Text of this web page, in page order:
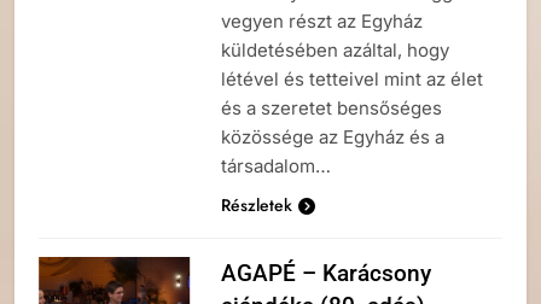
vegyen részt az Egyház
küldetésében azáltal, hogy
létével és tetteivel mint az élet
és a szeretet bensőséges
közössége az Egyház és a
társadalom…
Részletek
AGAPÉ – Karácsony